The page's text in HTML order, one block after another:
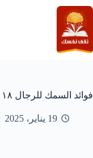
التجاوز
إلى
المحتوى
فوائد السمك للرجال ١٨ سبب يجعل السمك مهم لكل رجل
19 يناير، 2025